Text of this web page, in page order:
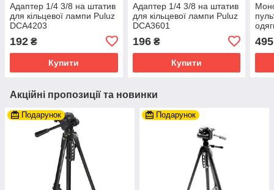
Адаптер 1/4 3/8 на штатив
для кільцевої лампи Puluz
DCA4203
192 ₴
Купити
Адаптер 1/4 3/8 на штатив
для кільцевої лампи Puluz
DCA3601
196₴
Купити
495
Акційні пропозиції та новинки
Подарунок Подарунок